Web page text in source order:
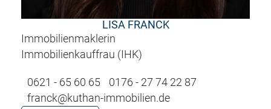
LISA FRANCK
Immobilienmaklerin
Immobilienkauffrau (IHK)
0621 - 65 60 65
0176 - 27 74 22 87
franck@kuthan-immobilien.de